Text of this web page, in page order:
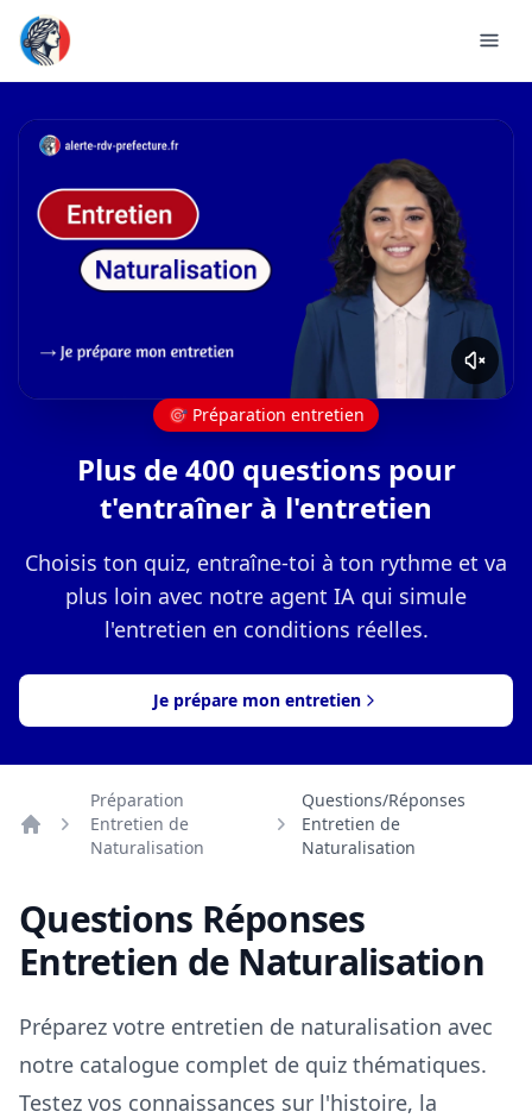
🎯 Préparation entretien
Plus de 400 questions pour
t'entraîner à l'entretien
Choisis ton quiz, entraîne-toi à ton rythme et va
plus loin avec notre agent IA qui simule
l'entretien en conditions réelles.
Je prépare mon entretien
Retour à la page d'entretien de naturalisation
Préparation
Entretien de
Naturalisation
Questions/Réponses
Entretien de
Naturalisation
Questions Réponses
Entretien de Naturalisation
Préparez votre entretien de naturalisation avec
notre catalogue complet de quiz thématiques.
Testez vos connaissances sur l'histoire, la